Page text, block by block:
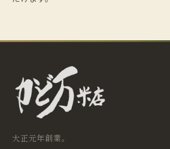
大正元年創業。